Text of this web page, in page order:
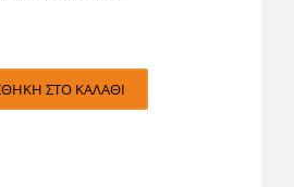
ΣΤΟ ΚΑΛΆΘΙ